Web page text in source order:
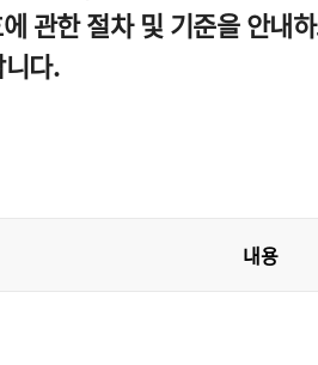
관한 절차 및 기준을 안내
다.
내용